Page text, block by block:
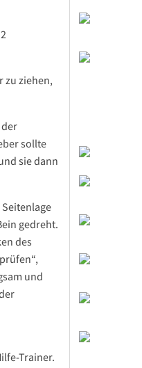
zu ziehen,
sollte
sie dann
gedreht.
des
und
Trainer.